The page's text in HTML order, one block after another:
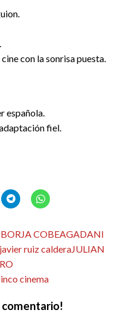
con la sonrisa puesta.
española.
fiel.
BORJA COBEAGADANI
javier ruiz calderaJULIAN
cinema
comentario!